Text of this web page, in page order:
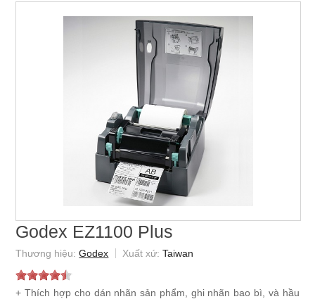
Godex EZ1100 Plus
Godex Taiwan
+ Thích hợp cho dán nhãn sản phẩm, ghi nhãn bao bì, và hầu